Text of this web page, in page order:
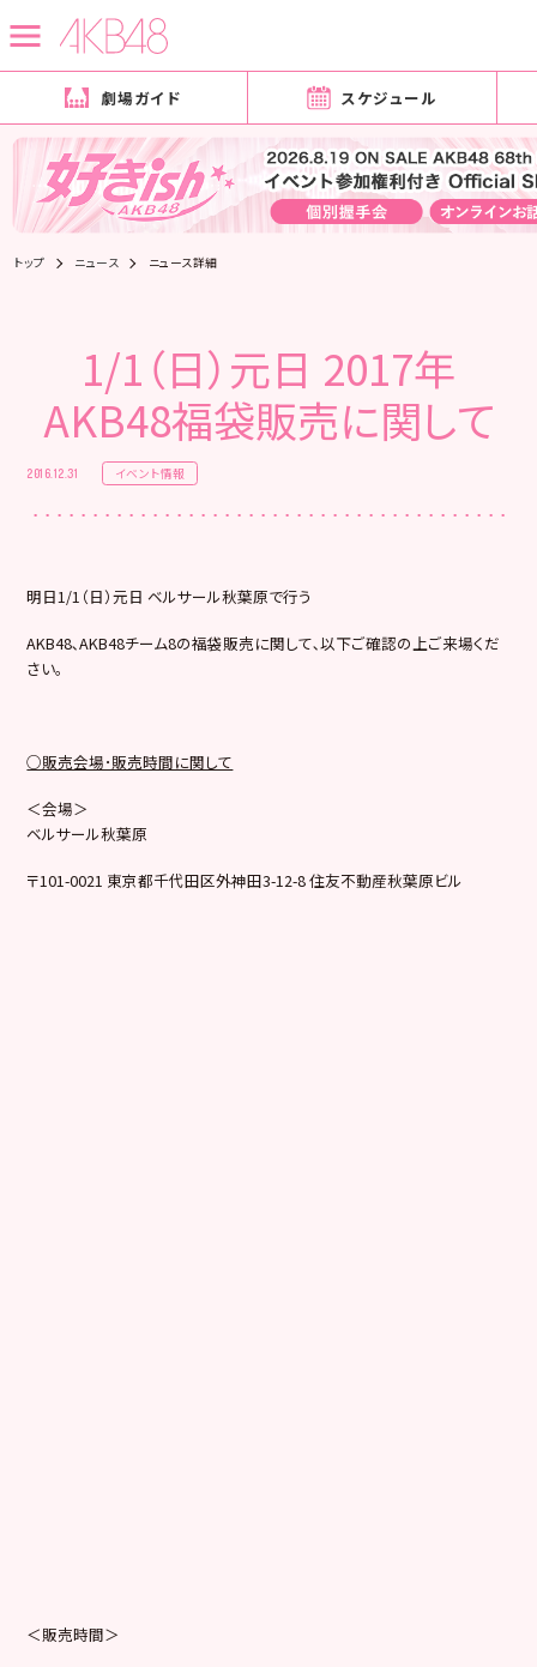
劇場ガイド スケジュール
トップ ニュース ニュース詳細
1/1（日）元日 2017年
AKB48福袋販売に関して
2016.12.31 イベント情報
明日1/1（日）元日 ベルサール秋葉原で行う
AKB48､AKB48チーム8の福袋販売に関して､以下ご確認の上ご来場くだ
さい。
○販売会場･販売時間に関して
＜会場＞
ベルサール秋葉原
〒101-0021 東京都千代田区外神田3-12-8 住友不動産秋葉原ビル
＜販売時間＞